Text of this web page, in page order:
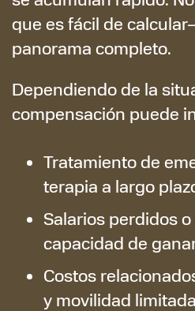
que es fácil de
panorama completo.
Dependiendo de la
compensación puede
Tratamiento de
terapia a largo
Salarios perdidos
capacidad de
Costos
y movilidad limitada